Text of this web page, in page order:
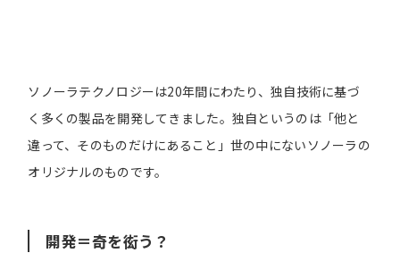
ソノーラテクノロジーは20年間にわたり、独自技術に基づ
く多くの製品を開発してきました。独自というのは「他と
違って、そのものだけにあること」世の中にないソノーラの
オリジナルのものです。
開発＝奇を衒う？